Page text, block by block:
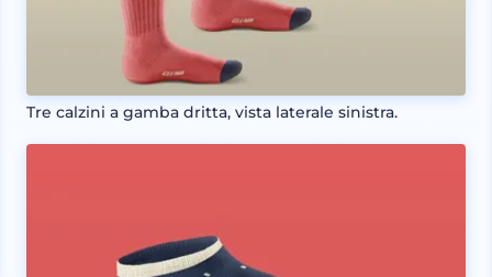
Tre calzini a gamba dritta, vista laterale sinistra.